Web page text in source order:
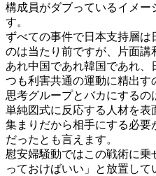
構成員がダブっているイメ
す。
ずべての事件で日本支持層は
のは当たり前ですが、片面
あれ中国であれ韓国であれ
つも利害共通の運動に精出
思考グループとバカにするの
単純図式に反応する人材を
集まりだから相手にする必
だったとも言えます。
慰安婦騒動ではこの戦術に
っておけばいい」と放置して